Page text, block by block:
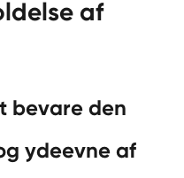
af
bevare den
ydeevne af